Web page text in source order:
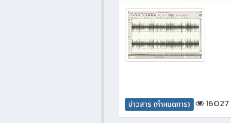
ข่าวสาร (กำหนดการ) 16027